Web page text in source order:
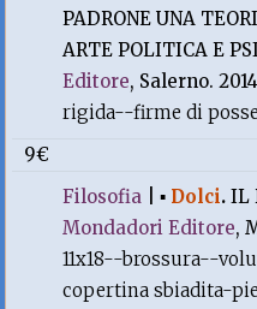
PADRONE UNA
ARTE POLITICA E
Editore, Salerno.
rigida--firme di
9€
Filosofia |▪ Dolci.IL
Mondadori Editore,
11x18--brossura--
copertina sbiadita-